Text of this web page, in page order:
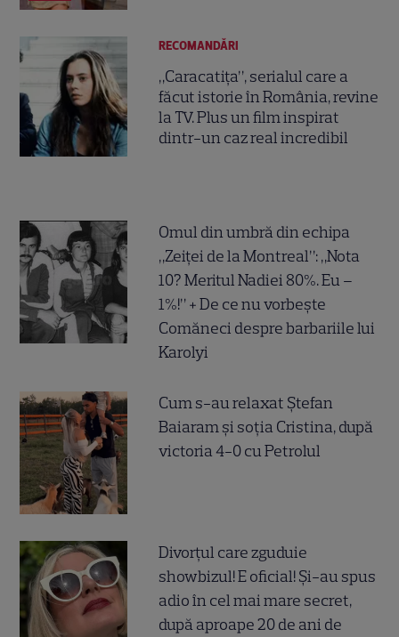
RECOMANDĂRI
„Caracatița”, serialul care a
făcut istorie în România, revine
la TV. Plus un film inspirat
dintr-un caz real incredibil
Omul din umbră din echipa
„Zeiței de la Montreal”: „Nota
10? Meritul Nadiei 80%. Eu –
1%!” + De ce nu vorbește
Comăneci despre barbariile lui
Karolyi
Cum s-au relaxat Ștefan
Baiaram și soția Cristina, după
victoria 4-0 cu Petrolul
Divorțul care zguduie
showbizul! E oficial! Și-au spus
adio în cel mai mare secret,
după aproape 20 de ani de